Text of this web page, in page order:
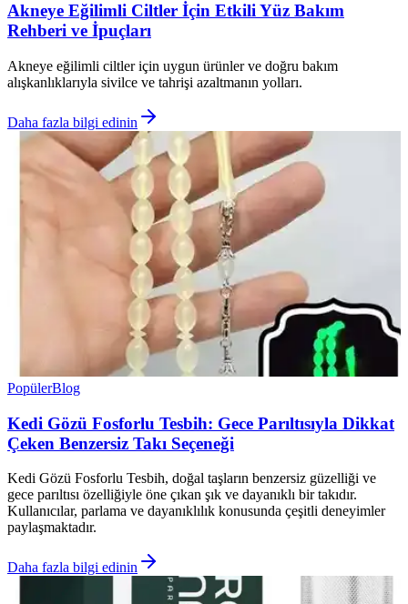
Akneye Eğilimli Ciltler İçin Etkili Yüz Bakım
Rehberi ve İpuçları
Akneye eğilimli ciltler için uygun ürünler ve doğru bakım
alışkanlıklarıyla sivilce ve tahrişi azaltmanın yolları.
Daha fazla bilgi edinin
PopülerBlog
Kedi Gözü Fosforlu Tesbih: Gece Parıltısıyla Dikkat
Çeken Benzersiz Takı Seçeneği
Kedi Gözü Fosforlu Tesbih, doğal taşların benzersiz güzelliği ve
gece parıltısı özelliğiyle öne çıkan şık ve dayanıklı bir takıdır.
Kullanıcılar, parlama ve dayanıklılık konusunda çeşitli deneyimler
paylaşmaktadır.
Daha fazla bilgi edinin